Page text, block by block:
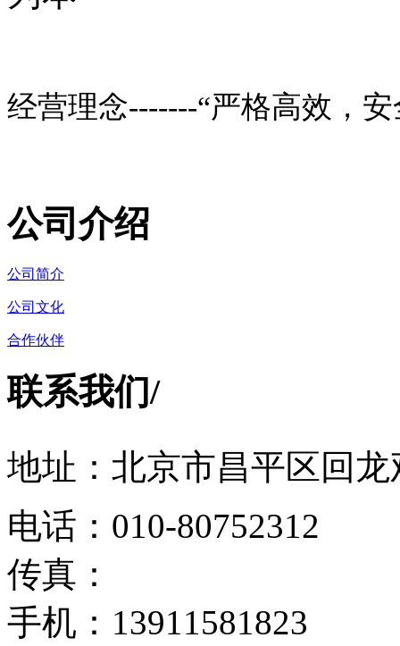
经营理念-------“严格高效，
公司介绍
公司简介
公司文化
合作伙伴
联系我们/
地址：北京市昌平区回
电话：010-80752312
传真：
手机：13911581823